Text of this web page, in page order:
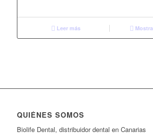
Leer más
QUIÉNES SOMOS
Biolife Dental, distribuidor dental en Canarias